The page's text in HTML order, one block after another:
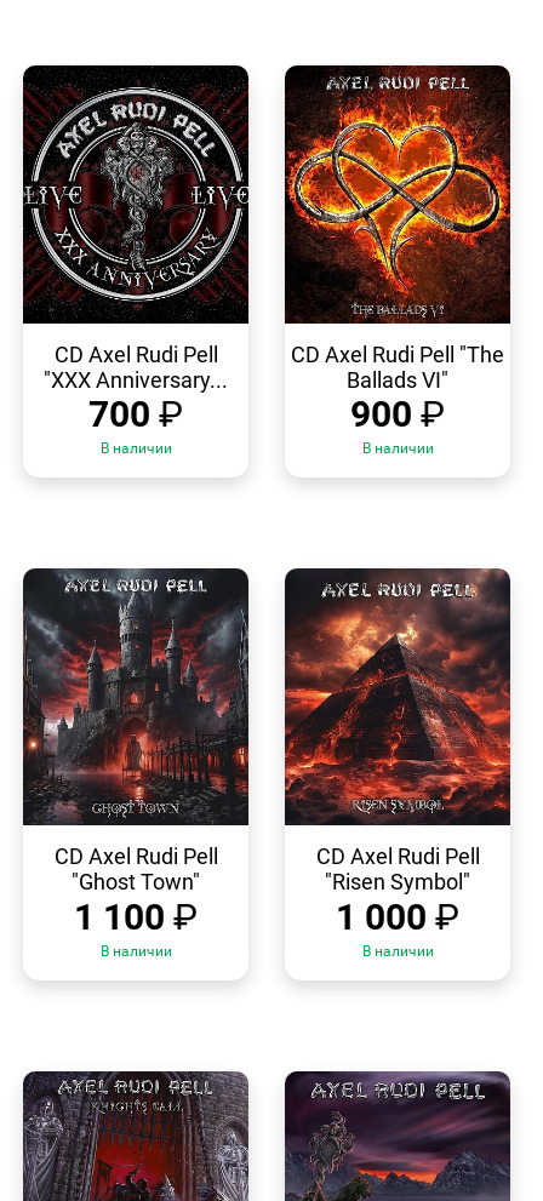
ПРОСМОТР
CD Axel Rudi Pell
"XXX Anniversary...
700 ₽
В наличии
ПРОСМОТР
CD Axel Rudi Pell "The
Ballads VI"
900 ₽
В наличии
ПРОСМОТР
CD Axel Rudi Pell
"Ghost Town"
1 100 ₽
В наличии
ПРОСМОТР
CD Axel Rudi Pell
"Risen Symbol"
1 000 ₽
В наличии